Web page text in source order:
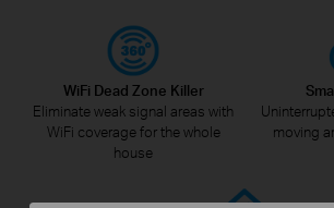
WiFi Dead Zone Killer
Eliminate weak signal areas with
WiFi coverage for the whole
house
moving